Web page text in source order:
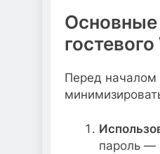
Основные
Перед началом
пароль —